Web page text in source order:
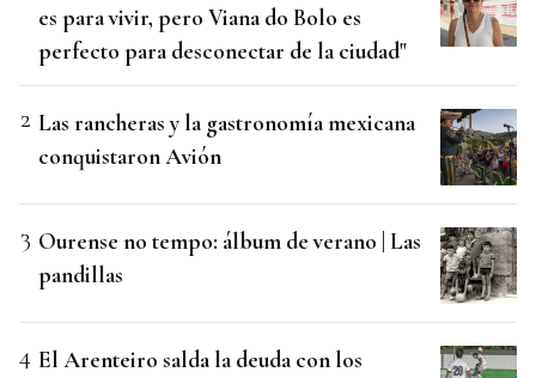
es para vivir, pero Viana do Bolo es
perfecto para desconectar de la ciudad"
Las rancheras y la gastronomía mexicana
conquistaron Avión
Ourense no tempo: álbum de verano | Las
pandillas
El Arenteiro salda la deuda con los